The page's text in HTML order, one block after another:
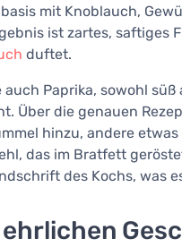
mit Knoblauch,
ist zartes, saftiges
duftet.
Paprika, sowohl
Über die genauen
hinzu, andere
das im Bratfett
des Kochs, was